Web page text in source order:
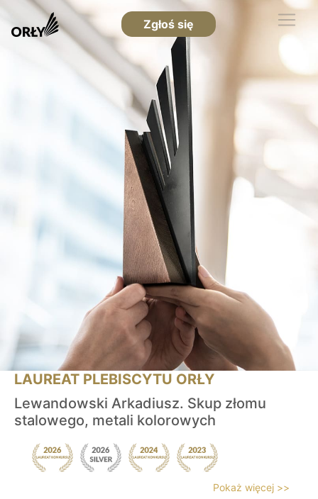
Zgłoś się
LAUREAT PLEBISCYTU ORŁY
Lewandowski Arkadiusz. Skup złomu
stalowego, metali kolorowych
Pokaż więcej >>